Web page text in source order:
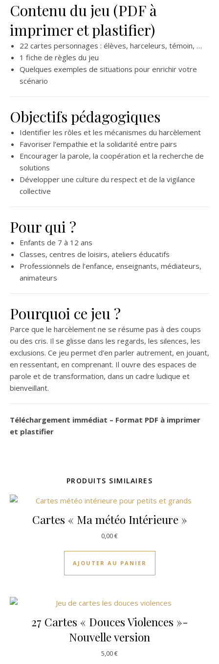
Contenu du jeu (PDF à
imprimer et plastifier)
22 cartes personnages : élèves, harceleurs, témoin, …
1 fiche de règles du jeu
Quelques exemples de situations pour enrichir votre
scénario
Objectifs pédagogiques
Identifier les rôles et les mécanismes du harcèlement
Favoriser l’empathie et la solidarité entre pairs
Encourager la parole, la coopération et la recherche de
solutions
Développer une culture du respect et de la vigilance
collective
Pour qui ?
Enfants de 7 à 12 ans
Classes, centres de loisirs, ateliers éducatifs
Professionnels de l’enfance, enseignants, médiateurs,
animateurs
Pourquoi ce jeu ?
Parce que le harcèlement ne se résume pas à des coups
ou des cris. Il se glisse dans les regards, les silences, les
exclusions. Ce jeu permet d’en parler autrement, en jouant,
en ressentant, en comprenant. Il ouvre des espaces de
parole et de transformation, dans un cadre ludique et
bienveillant.
Téléchargement immédiat – Format PDF à imprimer
et plastifier
PRODUITS SIMILAIRES
Cartes « Ma météo Intérieure »
0,00€
AJOUTER AU PANIER
27 Cartes « Douces Violences »-
Nouvelle version
5,00€